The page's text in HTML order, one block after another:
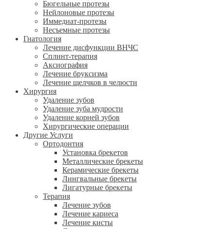
Бюгельные протезы
Нейлоновые протезы
Иммедиат-протезы
Несъемные протезы
Гнатология
Лечение дисфункции ВНЧС
Сплинт-терапия
Аксиография
Лечение бруксизма
Лечение щелчков в челюсти
Хирургия
Удаление зубов
Удаление зуба мудрости
Удаление корней зубов
Хирургические операции
Другие Услуги
Ортодонтия
Установка брекетов
Металлические брекеты
Керамические брекеты
Лингвальные брекеты
Лигатурные брекеты
Терапия
Лечение зубов
Лечение кариеса
Лечение кисты